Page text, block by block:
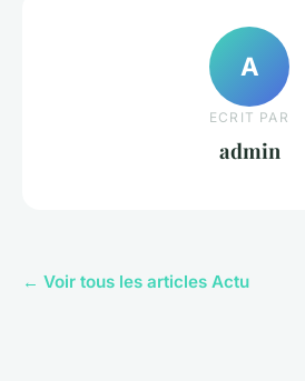
A
ECRIT PAR
admin
← Voir tous les articles Actu